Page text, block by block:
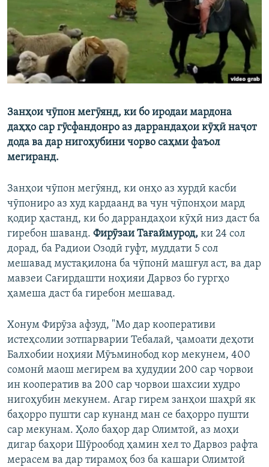
ГУЗОРИШҲОИ РАДИОӢ
ПАЙГИРӢ КУНЕД
Ҳамаи сомонаҳои RFE/RL
Занҳои чӯпон мегӯянд, ки бо иродаи мардона
даҳҳо сар гӯсфандонро аз даррандаҳои кӯҳӣ наҷот
дода ва дар нигоҳубини чорво саҳми фаъол
мегиранд.
Занҳои чӯпон мегӯянд, ки онҳо аз хурдӣ касби
чӯпониро аз худ кардаанд ва чун чӯпонҳои мард
қодир ҳастанд, ки бо даррандаҳои кӯҳӣ низ даст ба
гиребон шаванд. Фирӯзаи Тағаймурод, ки 24 сол
дорад, ба Радиои Озодӣ гуфт, муддати 5 сол
мешавад мустақилона ба чӯпонӣ машғул аст, ва дар
мавзеи Сағирдашти ноҳияи Дарвоз бо гургҳо
ҳамеша даст ба гиребон мешавад.
Хонум Фирӯза афзуд, "Мо дар кооперативи
истеҳсолии зотпарварии Тебалай, ҷамоати деҳоти
Балхобии ноҳияи Мӯъминобод кор мекунем, 400
сомонӣ маош мегирем ва ҳудудии 200 сар чорвои
ин кооператив ва 200 сар чорвои шахсии худро
нигоҳубин мекунем. Агар гирем занҳои шаҳрӣ як
баҳорро пушти сар кунанд ман се баҳорро пушти
сар мекунам. Ҳоло баҳор дар Олимтой, аз моҳи
дигар баҳори Шӯрообод ҳамин хел то Дарвоз рафта
мерасем ва дар тирамоҳ боз ба кашари Олимтой